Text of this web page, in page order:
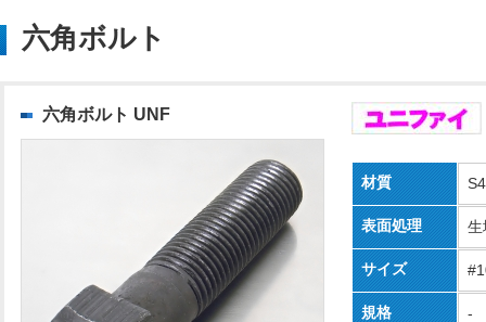
六角ボルト
六角ボルト UNF
材質
表面処理 生
サイズ
規格
-